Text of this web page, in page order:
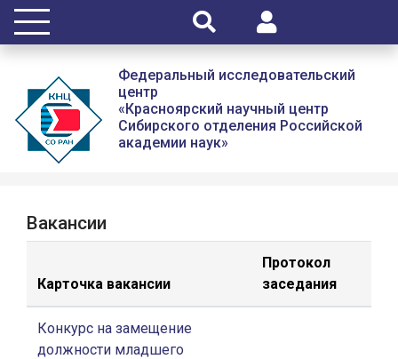
Федеральный исследовательский
центр
«Красноярский научный центр
Сибирского отделения Российской
академии наук»
Вакансии
Карточка вакансии
Протокол
заседания
Конкурс на замещение
должности младшего